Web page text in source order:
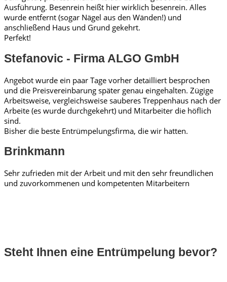
Ausführung. Besenrein heißt hier wirklich besenrein. Alles
wurde entfernt (sogar Nägel aus den Wänden!) und
anschließend Haus und Grund gekehrt.
Perfekt!
Stefanovic - Firma ALGO GmbH
Angebot wurde ein paar Tage vorher detailliert besprochen
und die Preisvereinbarung später genau eingehalten. Zügige
Arbeitsweise, vergleichsweise sauberes Treppenhaus nach der
Arbeite (es wurde durchgekehrt) und Mitarbeiter die höflich
sind.
Bisher die beste Entrümpelungsfirma, die wir hatten.
Brinkmann
Sehr zufrieden mit der Arbeit und mit den sehr freundlichen
und zuvorkommenen und kompetenten Mitarbeitern
Steht Ihnen eine Entrümpelung bevor?